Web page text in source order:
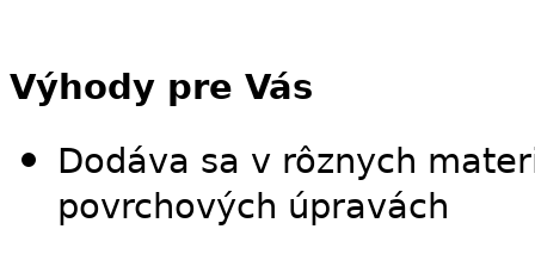
Výhody pre Vás
Dodáva sa v rôznych
povrchových úpravách